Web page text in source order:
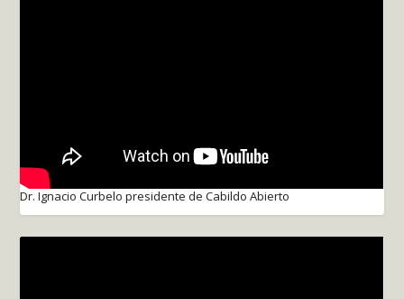
Dr. Ignacio Curbelo presidente de Cabildo Abierto